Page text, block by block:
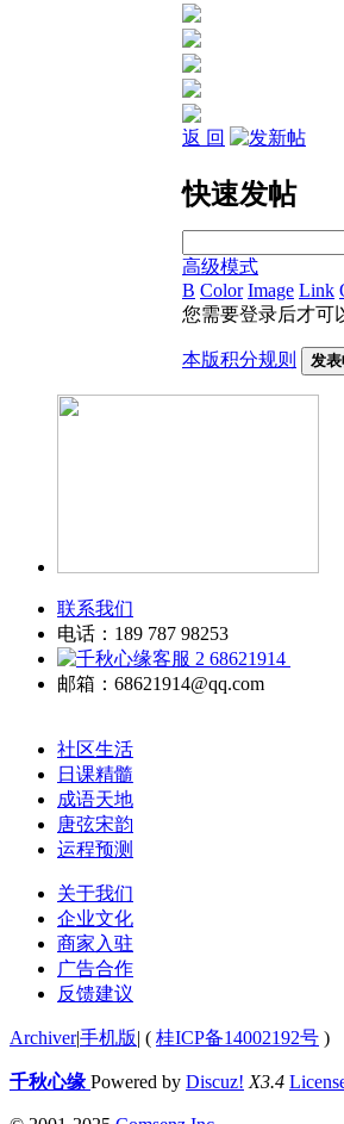
返 回
快速发帖
高级模式
B Color Image Link
您需要登录后才可
本版积分规则 发
联系我们
电话：189 787 98253
68621914
邮箱：68621914@qq.com
社区生活
日课精髓
成语天地
唐弦宋韵
运程预测
关于我们
企业文化
商家入驻
广告合作
反馈建议
Archiver|手机版| ( 桂ICP备14002192号 )
千秋心缘 Powered by Discuz! X3.4